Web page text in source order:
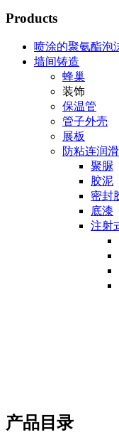
Products
喷涂的聚氨酯泡
墙间铸造
蜂巢
装饰
保温管
管子外壳
展板
防粘连润滑
聚脲
胶泥
密封
底漆
注射
产品目录